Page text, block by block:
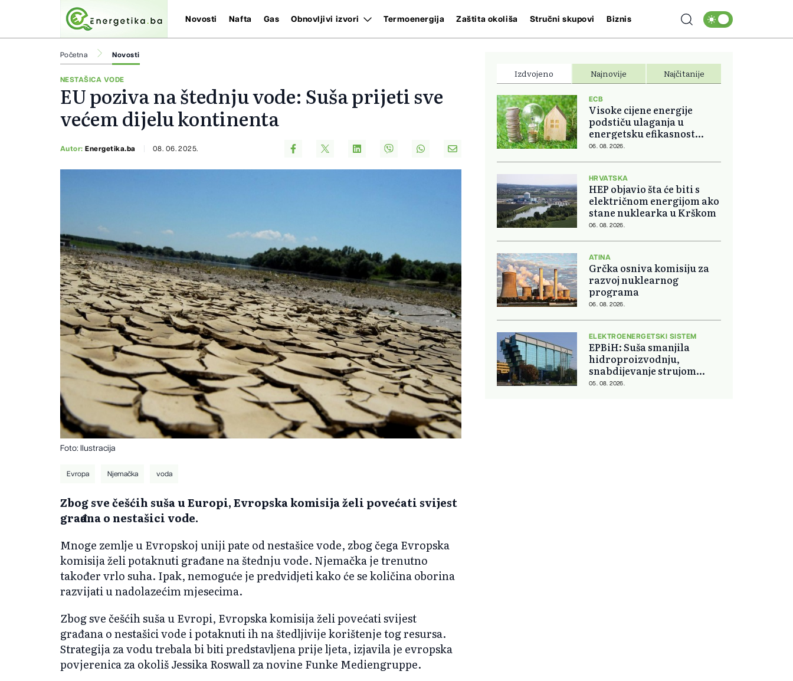
Novosti Nafta Gas Obnovljivi izvori Termoenergija Zaštita okoliša Stručni skupovi Biznis
Početna Novosti
NESTAŠICA VODE
EU poziva na štednju vode: Suša prijeti sve
većem dijelu kontinenta
Autor:Energetika.ba 08. 06. 2025.
Foto: Ilustracija
Evropa Njemačka voda
Zbog sve češćih suša u Europi, Evropska komisija želi povećati svijest
građana o nestašici vode.
Mnoge zemlje u Evropskoj uniji pate od nestašice vode, zbog čega Evropska
komisija želi potaknuti građane na štednju vode. Njemačka je trenutno
također vrlo suha. Ipak, nemoguće je predvidjeti kako će se količina oborina
razvijati u nadolazećim mjesecima.
Zbog sve češćih suša u Evropi, Evropska komisija želi povećati svijest
građana o nestašici vode i potaknuti ih na štedljivije korištenje tog resursa.
Strategija za vodu trebala bi biti predstavljena prije ljeta, izjavila je evropska
povjerenica za okoliš Jessika Roswall za novine Funke Mediengruppe.
Izdvojeno Najnovije Najčitanije
ECB
Visoke cijene energije
podstiču ulaganja u
energetsku efikasnost
domova
06. 08. 2026.
HRVATSKA
HEP objavio šta će biti s
električnom energijom ako
stane nuklearka u Krškom
06. 08. 2026.
ATINA
Grčka osniva komisiju za
razvoj nuklearnog
programa
06. 08. 2026.
ELEKTROENERGETSKI SISTEM
EPBiH: Suša smanjila
hidroproizvodnju,
snabdijevanje strujom
ostaje stabilno
05. 08. 2026.